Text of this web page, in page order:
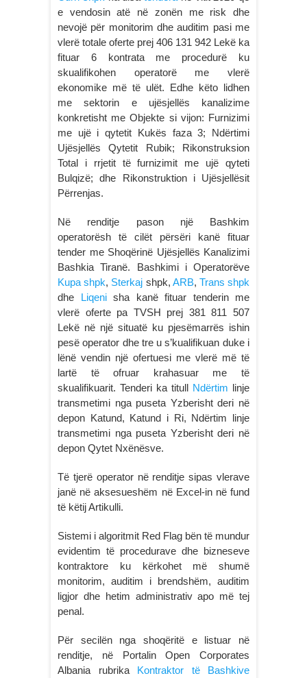
e vendosin atë në zonën me risk dhe
nevojë për monitorim dhe auditim pasi me
vlerë totale oferte prej 406 131 942 Lekë ka
fituar 6 kontrata me procedurë ku
skualifikohen operatorë me vlerë
ekonomike më të ulët. Edhe këto lidhen
me sektorin e ujësjellës kanalizime
konkretisht me Objekte si vijon: Furnizimi
me ujë i qytetit Kukës faza 3; Ndërtimi
Ujësjellës Qytetit Rubik; Rikonstruksion
Total i rrjetit të furnizimit me ujë qyteti
Bulqizë; dhe Rikonstruktion i Ujësjellësit
Përrenjas.
Në renditje pason një Bashkim
operatorësh të cilët përsëri kanë fituar
tender me Shoqërinë Ujësjellës Kanalizimi
Bashkia Tiranë. Bashkimi i Operatorëve
Kupa shpk, Sterkaj shpk, ARB, Trans shpk
dhe Liqenisha kanë fituar tenderin me
vlerë oferte pa TVSH prej 381 811 507
Lekë në një situatë ku pjesëmarrës ishin
pesë operator dhe tre u s’kualifikuan duke i
lënë vendin një ofertuesi me vlerë më të
lartë të ofruar krahasuar me të
skualifikuarit. Tenderi ka titull Ndërtim linje
transmetimi nga puseta Yzberisht deri në
depon Katund, Katund i Ri, Ndërtim linje
transmetimi nga puseta Yzberisht deri në
depon Qytet Nxënësve.
Të tjerë operator në renditje sipas vlerave
janë në aksesueshëm në Excel-in në fund
të këtij Artikulli.
Sistemi i algoritmit Red Flag bën të mundur
evidentim të procedurave dhe bizneseve
kontraktore ku kërkohet më shumë
monitorim, auditim i brendshëm, auditim
ligjor dhe hetim administrativ apo më tej
penal.
Për secilën nga shoqëritë e listuar në
renditje, në Portalin Open Corporates
Albania rubrika Kontraktor të Bashkive